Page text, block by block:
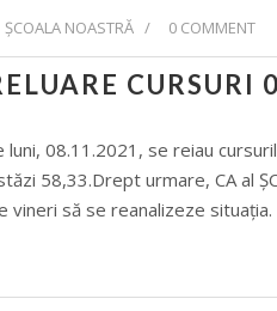
ȘCOALA NOASTRĂ / 0 COMMENT
CURSURI
08.11.2021, se reiau
58,33.Drept urmare, CA al
vineri să se reanalizeze